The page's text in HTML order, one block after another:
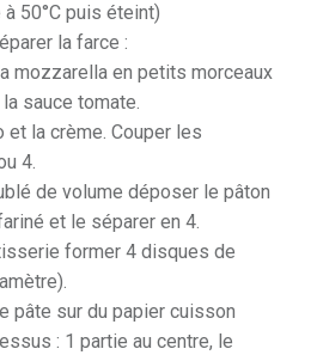
50°C puis éteint)
la farce :
mozzarella en petits morceaux
sauce tomate.
la crème. Couper les
4.
de volume déposer le pâton
et le séparer en 4.
former 4 disques de
pâte sur du papier cuisson
: 1 partie au centre, le